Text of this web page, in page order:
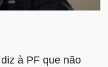
à PF que não